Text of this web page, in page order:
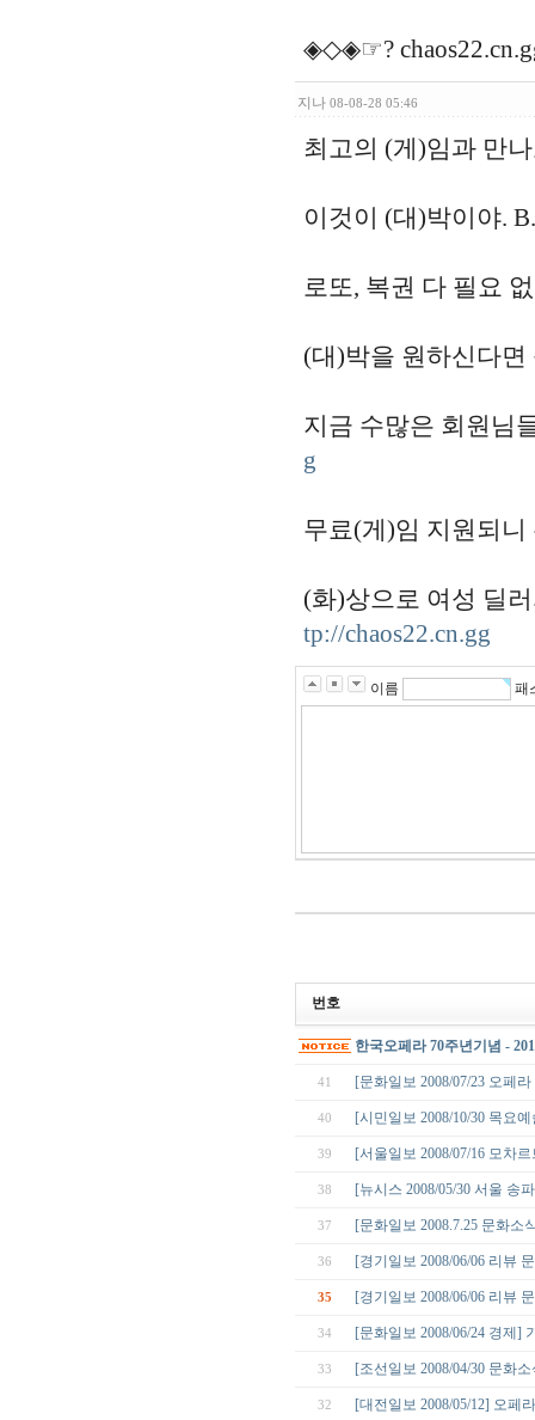
◈◇◈☞?
지나 08-08-28 05:46
최고의 (게)임과 만
이것이 (대)박이야.
로또, 복권 다 필요
(대)박을 원하신다
지금 수많은 회원님
g
무료(게)임 지원되
(화)상으로 여성 딜
tp://chaos22.cn.gg
이름 패
번호
한국오페라 70주년기념 -
41 [문화일보 2008/07/23 오페
40 [시민일보 2008/10/30 목요
39 [서울일보 2008/07/16 모차
38 [뉴시스 2008/05/30 서울 송
37 [문화일보 2008.7.25 문화소
36 [경기일보 2008/06/06 리뷰
35 [경기일보 2008/06/06 리뷰
34 [문화일보 2008/06/24 경제]
33 [조선일보 2008/04/30 문화
32 [대전일보 2008/05/12] 오페